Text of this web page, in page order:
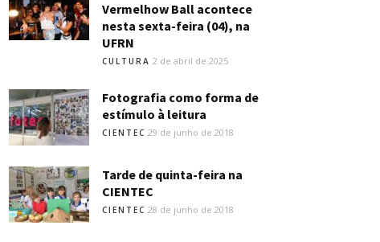
Vermelhow Ball acontece
nesta sexta-feira (04), na
UFRN
CULTURA 2 de abril de 2025
Fotografia como forma de
estímulo à leitura
CIENTEC 29 de junho de 2018
Tarde de quinta-feira na
CIENTEC
CIENTEC 28 de junho de 2018